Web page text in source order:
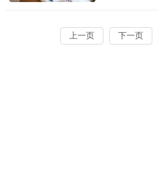
上一页 下一页